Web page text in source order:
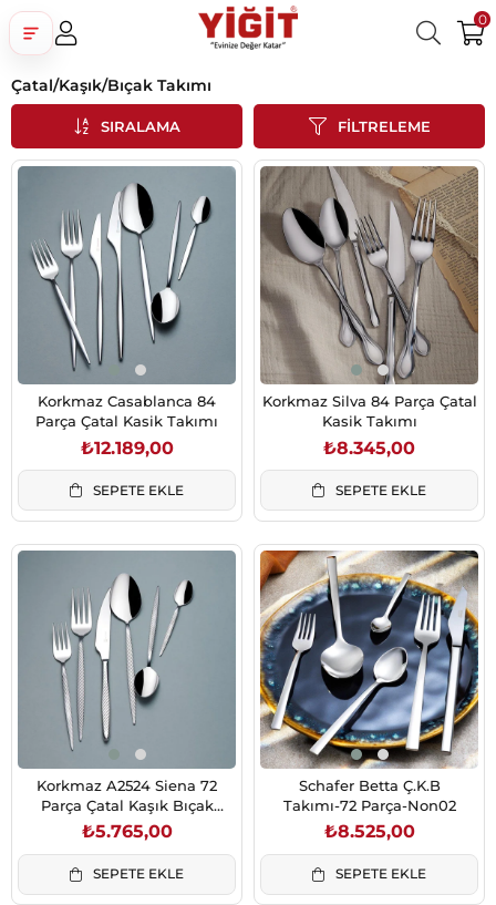
0
Üye Girişi Üye Ol
Google İle Bağlan
Çatal/Kaşık/Bıçak Takımı
FILTRELEME
SIRALAMA
Korkmaz Casablanca 84
Parça Çatal Kasik Takımı
₺12.189,00
SEPETE EKLE
Korkmaz Silva 84 Parça Çatal
Kasik Takımı
₺8.345,00
SEPETE EKLE
Korkmaz A2524 Siena 72
Parça Çatal Kaşık Bıçak
Takımı
₺5.765,00
SEPETE EKLE
Schafer Betta Ç.K.B
Takımı-72 Parça-Non02
₺8.525,00
SEPETE EKLE